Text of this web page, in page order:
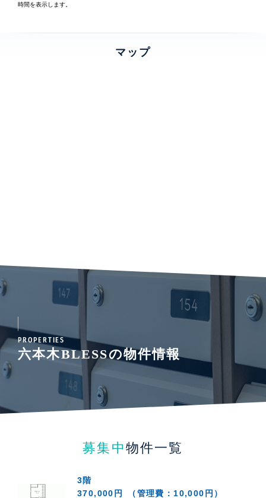
時間を表示します。
マップ
PROPERTIES
六本木BLESSの物件情報
募集中 物件一覧
3階
370,000円
（管理費：10,000円）